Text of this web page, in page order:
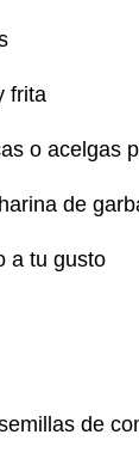
frita
o acelgas
de
a tu gusto
de